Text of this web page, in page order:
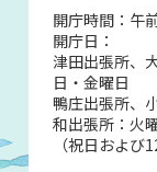
開庁時間：午
開庁日：
津田出張所、
日・金曜日
鴨庄出張所、
和出張所：火
（祝日および